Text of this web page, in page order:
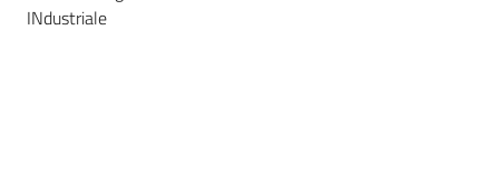
INdustriale